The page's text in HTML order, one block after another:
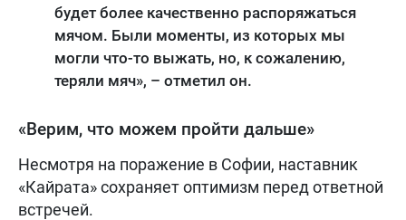
будет более качественно распоряжаться
мячом. Были моменты, из которых мы
могли что-то выжать, но, к сожалению,
теряли мяч», – отметил он.
«Верим, что можем пройти дальше»
Несмотря на поражение в Софии, наставник
«Кайрата» сохраняет оптимизм перед ответной
встречей.